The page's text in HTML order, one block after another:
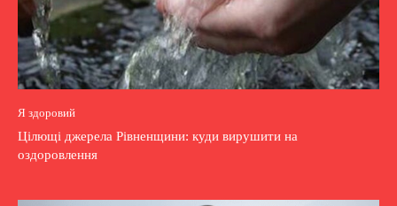
Я здоровий
Цілющі джерела Рівненщини: куди вирушити на
оздоровлення